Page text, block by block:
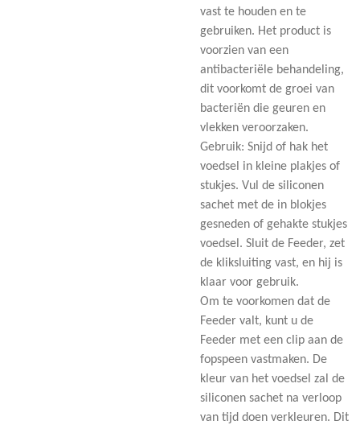
vast te houden en te
gebruiken. Het product is
voorzien van een
antibacteriële behandeling,
dit voorkomt de groei van
bacteriën die geuren en
vlekken veroorzaken.
Gebruik: Snijd of hak het
voedsel in kleine plakjes of
stukjes. Vul de siliconen
sachet met de in blokjes
gesneden of gehakte stukjes
voedsel. Sluit de Feeder, zet
de kliksluiting vast, en hij is
klaar voor gebruik.
Om te voorkomen dat de
Feeder valt, kunt u de
Feeder met een clip aan de
fopspeen vastmaken. De
kleur van het voedsel zal de
siliconen sachet na verloop
van tijd doen verkleuren. Dit